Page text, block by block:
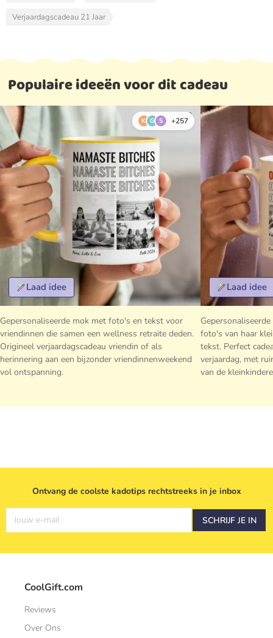
Verjaardagscadeau 21 Jaar
Populaire ideeën voor dit cadeau
K G S +257
Laad idee
Gepersonaliseerde mok met foto's en tekst voor
vriendinnen die samen een wellness retraite deden.
Origineel verjaardagscadeau vriendin of als
herinnering aan een bijzonder vriendinnenweekend
vol ontspanning.
Laad idee
foto's van haar
tekst. Perfect
verjaardag, met
van de
Ontvang de coolste kadotips rechtstreeks in je inbox
Jouw e-mail SCHRIJF JE IN
CoolGift.com
Reviews
Over Ons